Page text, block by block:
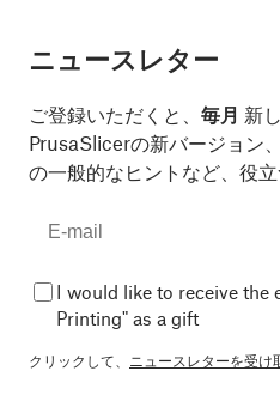
ニュースレター
ご登録いただくと、 毎月 新
PrusaSlicerの新バージョン
の一般的なヒントなど、役立
I would like to receive the
Printing" as a gift
クリックして、 ニュースレターを受け